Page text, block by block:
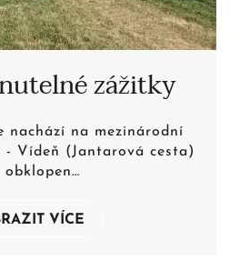
zážitky
nachází na mezinárodní
- Vídeň (Jantarová cesta)
obklopen…
VÍCE